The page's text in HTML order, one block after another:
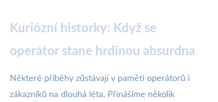
Kuriózní historky: Když se
operátor stane hrdinou absurdna
Některé příběhy zůstávají v paměti operátorů i
zákazníků na dlouhá léta. Přinášíme několik